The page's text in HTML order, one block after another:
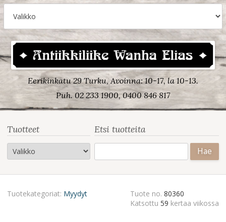
Eerikinkatu 29 Turku, Avoinna: 10-17, la 10-13.
Puh. 02 233 1900, 0400 846 817
Tuotteet Etsi tuotteita
Tuotekategoriat: Myydyt Tuote no. 80360
Katsottu 59 kertaa viikossa